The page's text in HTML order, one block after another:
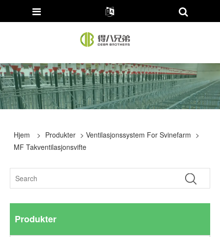
Hjem > Produkter >Ventilasjonssystem For Svinefarm >
MF Takventilasjonsvifte
Produkter